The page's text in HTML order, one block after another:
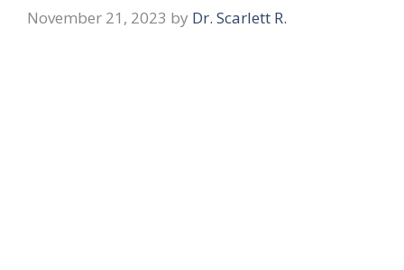
November 21, 2023 by Dr. Scarlett R.